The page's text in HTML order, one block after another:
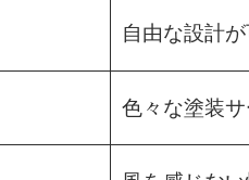
自由な設計
色々な塗装サ